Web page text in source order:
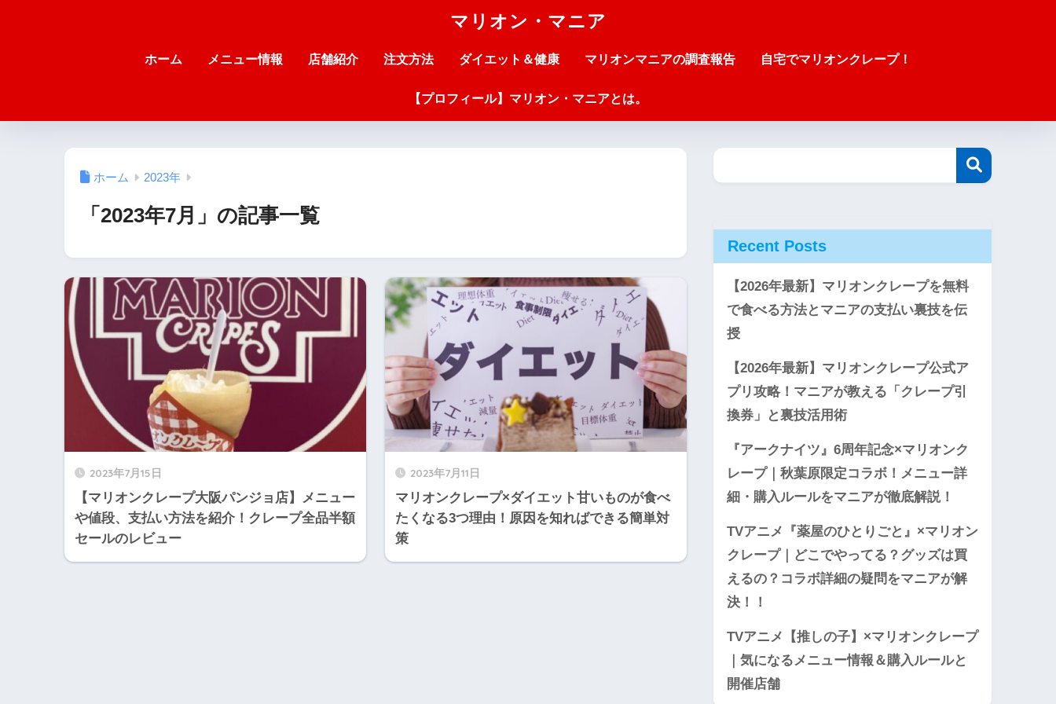
マリオン・マニア
ホーム メニュー情報 店舗紹介 注文方法 ダイエット＆健康 マリオンマニアの調査報告 自宅でマリオンクレープ！
【プロフィール】マリオン・マニアとは。
ホーム 2023年
「2023年7月」の記事一覧
2023年7月15日
【マリオンクレープ大阪パンジョ店】メニュー
や値段、支払い方法を紹介！クレープ全品半額
セールのレビュー
2023年7月11日
マリオンクレープ×ダイエット甘いものが食べ
たくなる3つ理由！原因を知ればできる簡単対
策
Recent Posts
【2026年最新】マリオンクレープを無料
で食べる方法とマニアの支払い裏技を伝
授
【2026年最新】マリオンクレープ公式ア
プリ攻略！マニアが教える「クレープ引
換券」と裏技活用術
『アークナイツ』6周年記念×マリオンク
レープ｜秋葉原限定コラボ！メニュー詳
細・購入ルールをマニアが徹底解説！
TVアニメ『薬屋のひとりごと』×マリオン
クレープ｜どこでやってる？グッズは買
えるの？コラボ詳細の疑問をマニアが解
決！！
TVアニメ【推しの子】×マリオンクレープ
｜気になるメニュー情報＆購入ルールと
開催店舗